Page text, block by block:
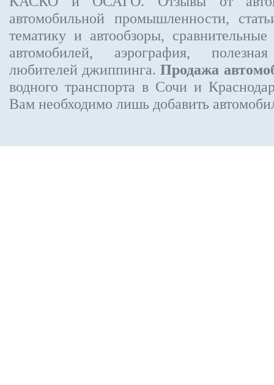
автомобильной промышленности,
тематику и автообзоры,
автомобилей, аэрография,
любителей джиппинга.Продажа
водного транспорта в Сочи и
Вам необходимо лишь добавить